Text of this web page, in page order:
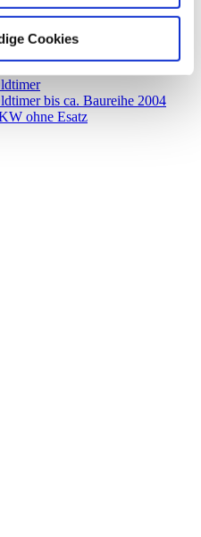
Cookies
aus den USA Canada
bis ca. Baureihe 2004
ohne Esatz